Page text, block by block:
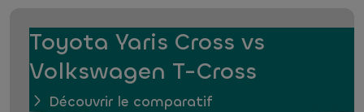
Toyota Yaris Cross vs
Volkswagen T-Cross
Découvrir le comparatif